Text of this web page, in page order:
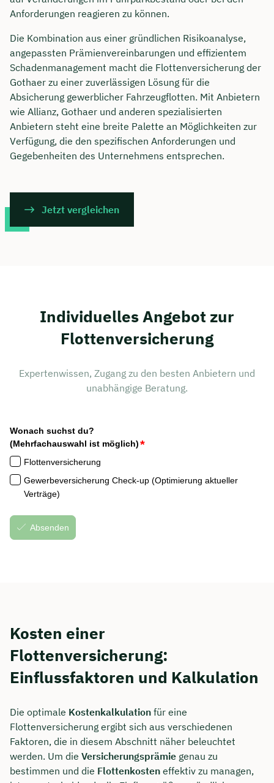
Anforderungen reagieren zu können.
Die Kombination aus einer gründlichen Risikoanalyse,
angepassten Prämienvereinbarungen und effizientem
Schadenmanagement macht die Flottenversicherung der
Gothaer zu einer zuverlässigen Lösung für die
Absicherung gewerblicher Fahrzeugflotten. Mit Anbietern
wie Allianz, Gothaer und anderen spezialisierten
Anbietern steht eine breite Palette an Möglichkeiten zur
Verfügung, die den spezifischen Anforderungen und
Gegebenheiten des Unternehmens entsprechen.
Jetzt vergleichen
Individuelles Angebot zur
Flottenversicherung
Expertenwissen, Zugang zu den besten Anbietern und
unabhängige Beratung.
Kosten einer
Flottenversicherung:
Einflussfaktoren und Kalkulation
Die optimale Kostenkalkulation für eine
Flottenversicherung ergibt sich aus verschiedenen
Faktoren, die in diesem Abschnitt näher beleuchtet
werden. Um die Versicherungsprämie genau zu
bestimmen und die Flottenkosten effektiv zu managen,